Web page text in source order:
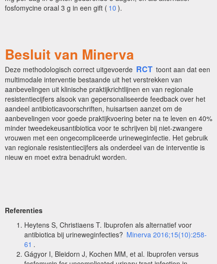
fosfomycine oraal 3 g in een gift ( 10 ).
Besluit van Minerva
Deze methodologisch correct uitgevoerde RCT toont aan dat een
multimodale interventie bestaande uit het verstrekken van
aanbevelingen uit klinische praktijkrichtlijnen en van regionale
resistentiecijfers alsook van gepersonaliseerde feedback over het
aandeel antibioticavoorschriften, huisartsen aanzet om de
aanbevelingen voor goede praktijkvoering beter na te leven en 40%
minder tweedekeusantibiotica voor te schrijven bij niet-zwangere
vrouwen met een ongecompliceerde urineweginfectie. Het gebruik
van regionale resistentiecijfers als onderdeel van de interventie is
nieuw en moet extra benadrukt worden.
Referenties
Heytens S, Christiaens T. Ibuprofen als alternatief voor
antibiotica bij urineweginfecties? Minerva 2016;15(10):258-
61 .
Gágyor I, Bleidorn J, Kochen MM, et al. Ibuprofen versus